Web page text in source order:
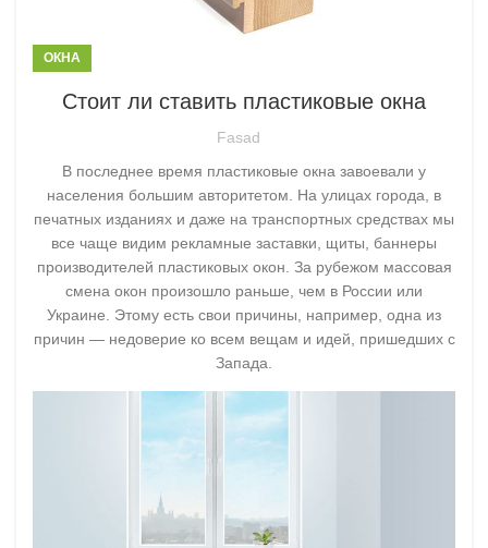
ОКНА
Стоит ли ставить пластиковые окна
Fasad
В последнее время пластиковые окна завоевали у
населения большим авторитетом. На улицах города, в
печатных изданиях и даже на транспортных средствах мы
все чаще видим рекламные заставки, щиты, баннеры
производителей пластиковых окон. За рубежом массовая
смена окон произошло раньше, чем в России или
Украине. Этому есть свои причины, например, одна из
причин — недоверие ко всем вещам и идей, пришедших с
Запада.